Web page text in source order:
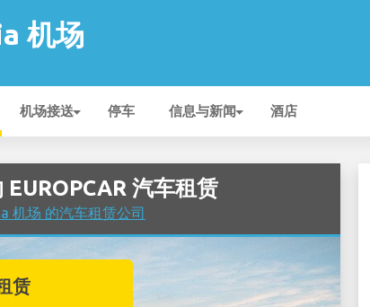
机场
机场接送 停车 信息与新闻 酒店
汽车租赁
机场 的汽车租赁公司
赁